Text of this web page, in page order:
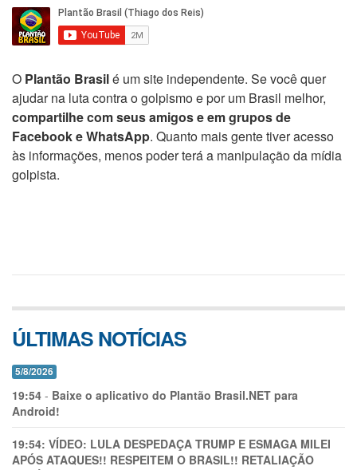
O Plantão Brasilé um site independente. Se você quer
ajudar na luta contra o golpismo e por um Brasil melhor,
compartilhe com seus amigos e em grupos de
Facebook e WhatsApp. Quanto mais gente tiver acesso
às informações, menos poder terá a manipulação da mídia
golpista.
ÚLTIMAS NOTÍCIAS
5/8/2026
19:54 - Baixe o aplicativo do Plantão Brasil.NET para
Android!
19:54: VÍDEO: LULA DESPEDAÇA TRUMP E ESMAGA MILEI
APÓS ATAQUES!! RESPEITEM O BRASIL!! RETALIAÇÃO